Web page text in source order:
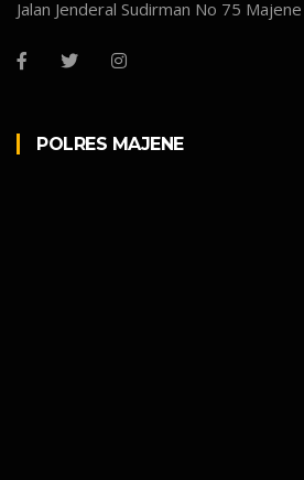
Jalan Jenderal Sudirman No 75
POLRES MAJENE